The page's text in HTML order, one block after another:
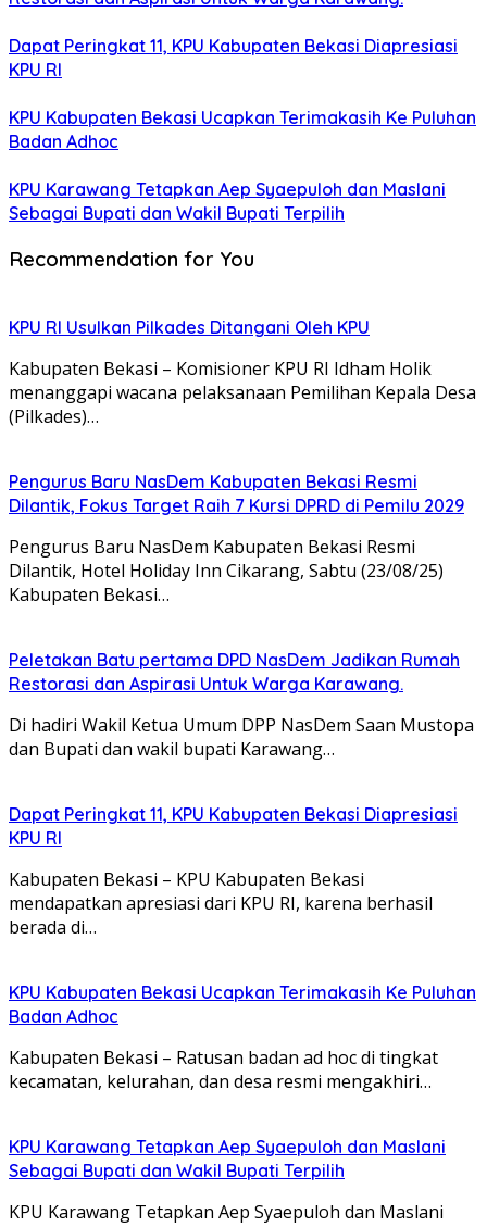
Dapat Peringkat 11, KPU Kabupaten Bekasi Diapresiasi
KPU RI
KPU Kabupaten Bekasi Ucapkan Terimakasih Ke Puluhan
Badan Adhoc
KPU Karawang Tetapkan Aep Syaepuloh dan Maslani
Sebagai Bupati dan Wakil Bupati Terpilih
Recommendation for You
KPU RI Usulkan Pilkades Ditangani Oleh KPU
Kabupaten Bekasi – Komisioner KPU RI Idham Holik
menanggapi wacana pelaksanaan Pemilihan Kepala Desa
(Pilkades)…
Pengurus Baru NasDem Kabupaten Bekasi Resmi
Dilantik, Fokus Target Raih 7 Kursi DPRD di Pemilu 2029
Pengurus Baru NasDem Kabupaten Bekasi Resmi
Dilantik, Hotel Holiday Inn Cikarang, Sabtu (23/08/25)
Kabupaten Bekasi…
Peletakan Batu pertama DPD NasDem Jadikan Rumah
Restorasi dan Aspirasi Untuk Warga Karawang.
Di hadiri Wakil Ketua Umum DPP NasDem Saan Mustopa
dan Bupati dan wakil bupati Karawang…
Dapat Peringkat 11, KPU Kabupaten Bekasi Diapresiasi
KPU RI
Kabupaten Bekasi – KPU Kabupaten Bekasi
mendapatkan apresiasi dari KPU RI, karena berhasil
berada di…
KPU Kabupaten Bekasi Ucapkan Terimakasih Ke Puluhan
Badan Adhoc
Kabupaten Bekasi – Ratusan badan ad hoc di tingkat
kecamatan, kelurahan, dan desa resmi mengakhiri…
KPU Karawang Tetapkan Aep Syaepuloh dan Maslani
Sebagai Bupati dan Wakil Bupati Terpilih
KPU Karawang Tetapkan Aep Syaepuloh dan Maslani